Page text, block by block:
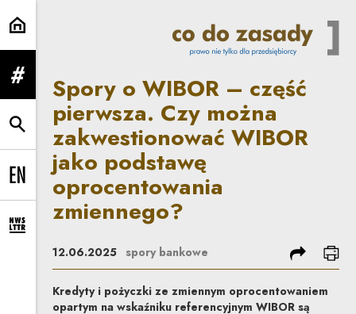
Spory o WIBOR – część
rozwiń menu
rozwiń wyszukiwarkę
Change language to EN
rozwiń formularz zapisu na newsletter
Spory o WIBOR – część
pierwsza. Czy można
zakwestionować WIBOR
jako podstawę
oprocentowania
zmiennego?
12.06.2025 spory bankowe podziel się
Kredyty i pożyczki ze zmiennym oprocentowaniem
opartym na wskaźniku referencyjnym WIBOR są